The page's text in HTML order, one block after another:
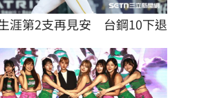
涯第2支再見安　台鋼10下退